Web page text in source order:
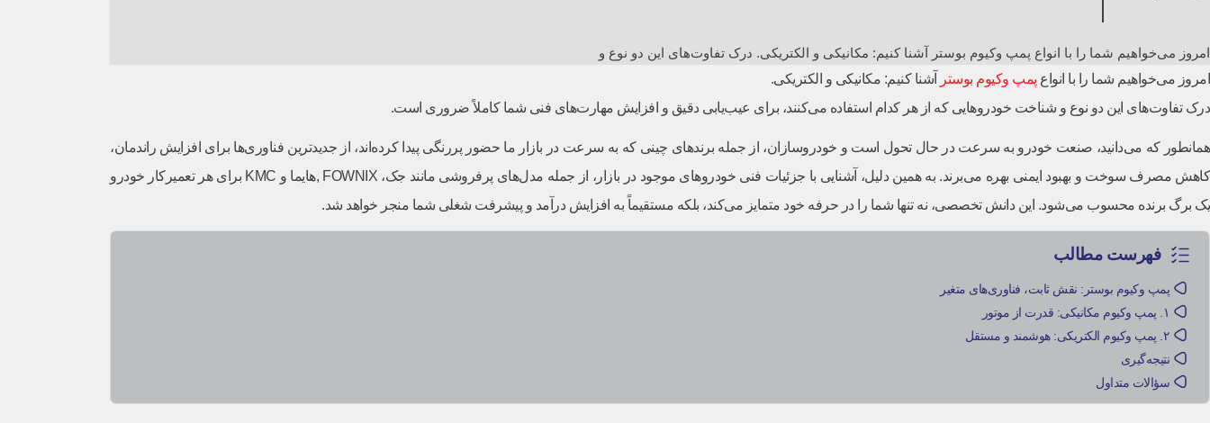
امروز می‌خواهیم شما را با انواع پمپ وکیوم بوستر آشنا کنیم: مکانیکی و الکتریکی. درک تفاوت‌های این دو نوع و
امروز می‌خواهیم شما را با انواع پمپ وکیوم بوستر
آشنا کنیم: مکانیکی و الکتریکی.
درک تفاوت‌های این دو نوع و شناخت خودروهایی که از هر کدام استفاده می‌کنند، برای عیب‌یابی دقیق و افزایش مهارت‌های فنی شما کاملاً ضروری است.
همانطور که می‌دانید، صنعت خودرو به سرعت در حال تحول است و خودروسازان، از جمله برندهای چینی که به سرعت در بازار ما حضور پررنگی پیدا کرده‌اند، از جدیدترین فناوری‌ها برای افزایش راندمان،
کاهش مصرف سوخت و بهبود ایمنی بهره می‌برند. به همین دلیل، آشنایی با جزئیات فنی خودروهای موجود در بازار، از جمله مدل‌های پرفروشی مانند جک، FOWNIX ,هایما و KMC برای هر تعمیرکار خودرو
یک برگ برنده محسوب می‌شود. این دانش تخصصی، نه تنها شما را در حرفه خود متمایز می‌کند، بلکه مستقیماً به افزایش درآمد و پیشرفت شغلی شما منجر خواهد شد.
فهرست مطالب
پمپ وکیوم بوستر: نقش ثابت، فناوری‌های متغیر
۱. پمپ وکیوم مکانیکی: قدرت از موتور
۲. پمپ وکیوم الکتریکی: هوشمند و مستقل
نتیجه‌گیری
سؤالات متداول